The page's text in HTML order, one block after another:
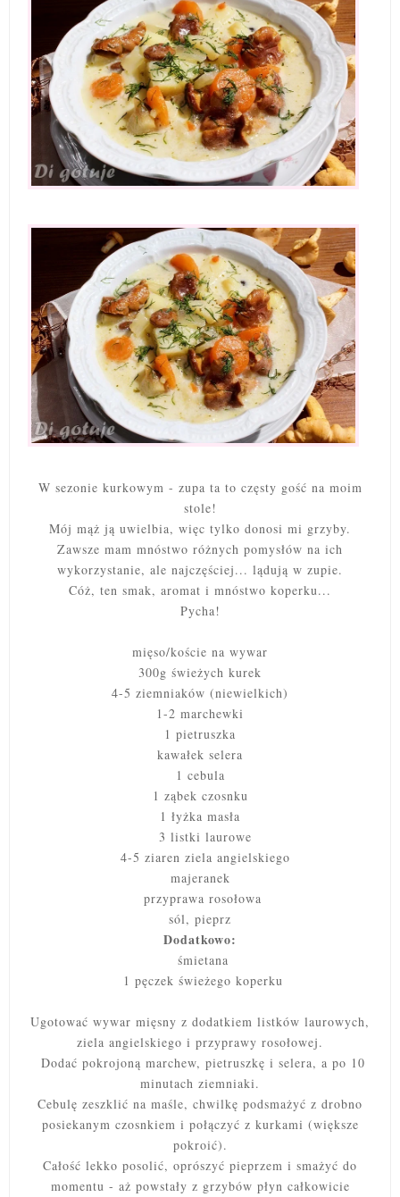
W sezonie kurkowym - zupa ta to częsty gość na moim
stole!
Mój mąż ją uwielbia, więc tylko donosi mi grzyby.
Zawsze mam mnóstwo różnych pomysłów na ich
wykorzystanie, ale najczęściej... lądują w zupie.
Cóż, ten smak, aromat i mnóstwo koperku...
Pycha!
mięso/koście na wywar
300g świeżych kurek
4-5 ziemniaków (niewielkich)
1-2 marchewki
1 pietruszka
kawałek selera
1 cebula
1 ząbek czosnku
1 łyżka masła
3 listki laurowe
4-5 ziaren ziela angielskiego
majeranek
przyprawa rosołowa
sól, pieprz
Dodatkowo:
śmietana
1 pęczek świeżego koperku
Ugotować wywar mięsny z dodatkiem listków laurowych,
ziela angielskiego i przyprawy rosołowej.
Dodać pokrojoną marchew, pietruszkę i selera, a po 10
minutach ziemniaki.
Cebulę zeszklić na maśle, chwilkę podsmażyć z drobno
posiekanym czosnkiem i połączyć z kurkami (większe
pokroić).
Całość lekko posolić, oprószyć pieprzem i smażyć do
momentu - aż powstały z grzybów płyn całkowicie